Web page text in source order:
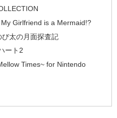
Girlfriend is a Mermaid!?
太の月面探査記
ート2
Times~ for Nintendo